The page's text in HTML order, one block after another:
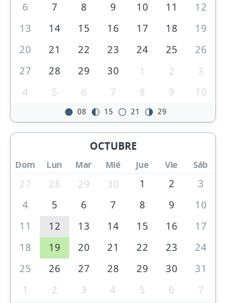
6
7 8 9 10 11
12
13
14 15 16 17 18
19
20
21 22 23 24 25
26
27
28 29 30 1 2
3
4
5 6 7 8 9 10
08 15 21 29
OCTUBRE
Dom Lun Mar Mié Jue Vie Sáb
27 28 29 30 1 2
3
4
5 6 7 8 9
10
11
12 13 14 15 16
17
18
19 20 21 22 23
24
25
26 27 28 29 30
31
1
2 3 4 5 6 7